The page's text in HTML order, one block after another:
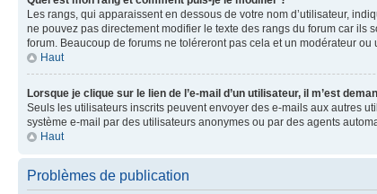
Les rangs, qui apparaissent en dessous de votre nom d’utilisateur,
ne pouvez pas directement modifier le texte des rangs du forum car ils
forum. Beaucoup de forums ne toléreront pas cela et un modérateur
Haut
Lorsque je clique sur le lien de l’e-mail d’un utilisateur, il m’est
Seuls les utilisateurs inscrits peuvent envoyer des e-mails aux autres
système e-mail par des utilisateurs anonymes ou par des agents
Haut
Problèmes de publication